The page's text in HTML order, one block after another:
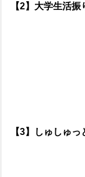
【2】大学生活
【3】しゅしゅ